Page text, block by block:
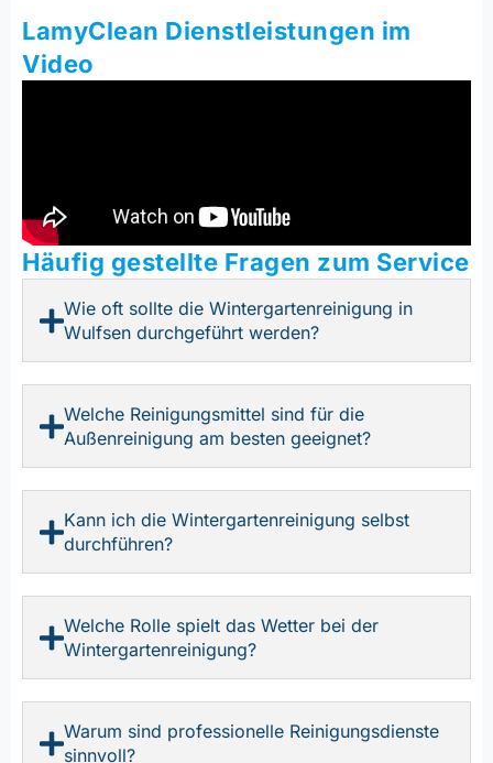
LamyClean Dienstleistungen im
Video
Häufig gestellte Fragen zum Service
Wie oft sollte die Wintergartenreinigung in
Wulfsen durchgeführt werden?
Welche Reinigungsmittel sind für die
Außenreinigung am besten geeignet?
Kann ich die Wintergartenreinigung selbst
durchführen?
Welche Rolle spielt das Wetter bei der
Wintergartenreinigung?
Warum sind professionelle Reinigungsdienste
sinnvoll?